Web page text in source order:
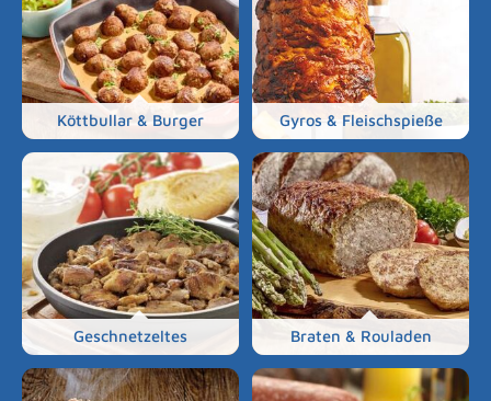
Köttbullar & Burger Gyros & Fleischspieße
Geschnetzeltes Braten & Rouladen